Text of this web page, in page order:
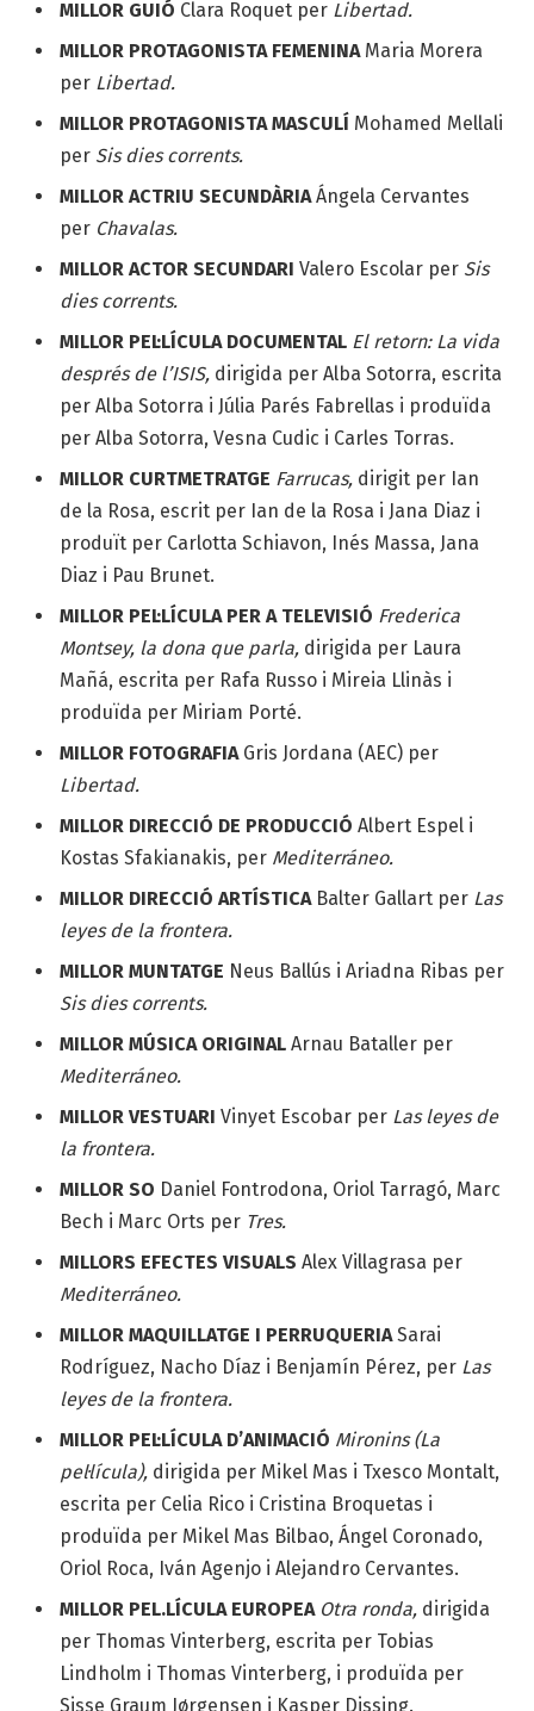
MILLOR GUIÓ Clara Roquet per Libertad.
MILLOR PROTAGONISTA FEMENINA Maria Morera
per Libertad.
MILLOR PROTAGONISTA MASCULÍ Mohamed Mellali
per Sis dies corrents.
MILLOR ACTRIU SECUNDÀRIAÁngela Cervantes
per Chavalas.
MILLOR ACTOR SECUNDARI Valero Escolar per Sis
dies corrents.
MILLOR PEL·LÍCULA DOCUMENTAL El retorn: La vida
després de l’ISIS, dirigida per Alba Sotorra, escrita
per Alba Sotorra i Júlia Parés Fabrellas i produïda
per Alba Sotorra, Vesna Cudic i Carles Torras.
MILLOR CURTMETRATGE Farrucas, dirigit per Ian
de la Rosa, escrit per Ian de la Rosa i Jana Diaz i
produït per Carlotta Schiavon, Inés Massa, Jana
Diaz i Pau Brunet.
MILLOR PEL·LÍCULA PER A TELEVISIÓ Frederica
Montsey, la dona que parla, dirigida per Laura
Mañá, escrita per Rafa Russo i Mireia Llinàs i
produïda per Miriam Porté.
MILLOR FOTOGRAFIA Gris Jordana (AEC) per
Libertad.
MILLOR DIRECCIÓ DE PRODUCCIÓ Albert Espel i
Kostas Sfakianakis, per Mediterráneo.
MILLOR DIRECCIÓ ARTÍSTICA Balter Gallart per Las
leyes de la frontera.
MILLOR MUNTATGE Neus Ballús i Ariadna Ribas per
Sis dies corrents.
MILLOR MÚSICA ORIGINAL Arnau Bataller per
Mediterráneo.
MILLOR VESTUARI Vinyet Escobar per Las leyes de
la frontera.
MILLOR SO Daniel Fontrodona, Oriol Tarragó, Marc
Bech i Marc Orts per Tres.
MILLORS EFECTES VISUALS Alex Villagrasa per
Mediterráneo.
MILLOR MAQUILLATGE I PERRUQUERIASarai
Rodríguez, Nacho Díaz i Benjamín Pérez, per Las
leyes de la frontera.
MILLOR PEL·LÍCULA D’ANIMACIÓ Mironins (La
pel·lícula), dirigida per Mikel Mas i Txesco Montalt,
escrita per Celia Rico i Cristina Broquetas i
produïda per Mikel Mas Bilbao, Ángel Coronado,
Oriol Roca, Iván Agenjo i Alejandro Cervantes.
MILLOR PEL.LÍCULA EUROPEA Otra ronda, dirigida
per Thomas Vinterberg, escrita per Tobias
Lindholm i Thomas Vinterberg, i produïda per
Sisse Graum Jørgensen i Kasper Dissing.